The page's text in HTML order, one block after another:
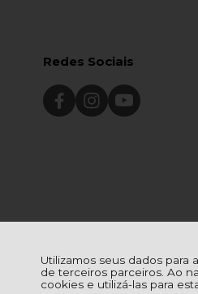
Utilizamos seus dados para
de terceiros parceiros. Ao
cookies e utilizá-las para
Redes Sociais